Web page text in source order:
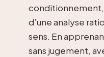
conditionnement,
d’une analyse
sens. En
sans jugement,